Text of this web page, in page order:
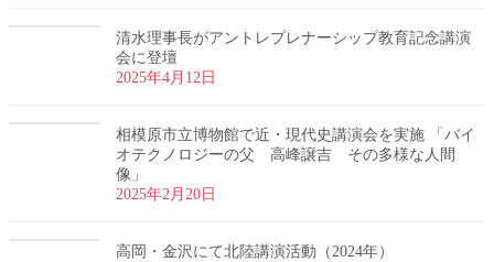
清水理事長がアントレプレナーシップ教育記念講演
会に登壇
2025年4月12日
相模原市立博物館で近・現代史講演会を実施 「バイ
オテクノロジーの父 高峰譲吉 その多様な人間
像」
2025年2月20日
高岡・金沢にて北陸講演活動（2024年）